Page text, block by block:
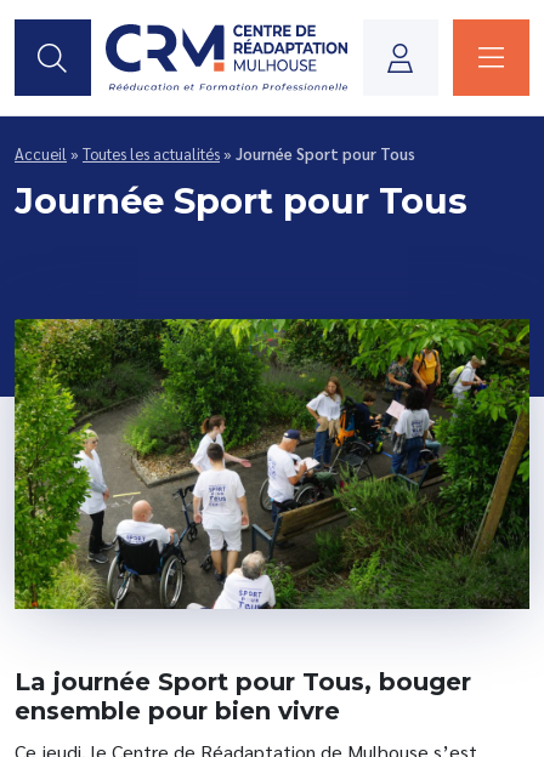
Je suis...
Accueil » Toutes les actualités» Journée Sport pour Tous
Journée Sport pour Tous
La journée Sport pour Tous, bouger
ensemble pour bien vivre
Ce jeudi, le Centre de Réadaptation de Mulhouse s’est